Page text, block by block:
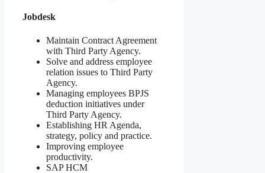
Jobdesk
Maintain Contract Agreement
with Third Party Agency.
Solve and address employee
relation issues to Third Party
Agency.
Managing employees BPJS
deduction initiatives under
Third Party Agency.
Establishing HR Agenda,
strategy, policy and practice.
Improving employee
productivity.
SAP HCM